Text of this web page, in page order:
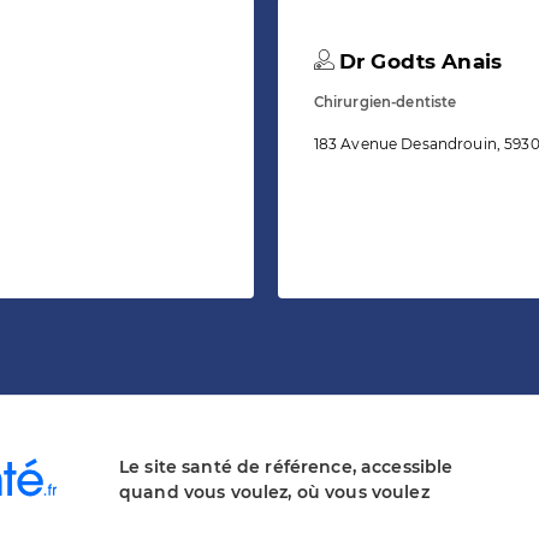
Dr Godts Anais
Chirurgien-dentiste
183 Avenue Desandrouin,
Le site santé de référence, accessible
quand vous voulez, où vous voulez